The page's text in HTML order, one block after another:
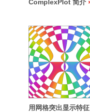
ComplexPlot 简介
用网格突出显示特征